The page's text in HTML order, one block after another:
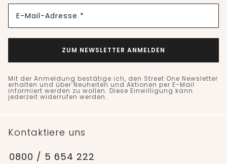
E-Mail-Adresse *
ZUM NEWSLETTER ANMELDEN
Mit der Anmeldung bestätige ich, den Street One Newsletter
erhalten und über Neuheiten und Aktionen per E-Mail
informiert werden zu wollen. Diese Einwilligung kann
jederzeit widerrufen werden.
Kontaktiere uns
0800 / 5 654 222